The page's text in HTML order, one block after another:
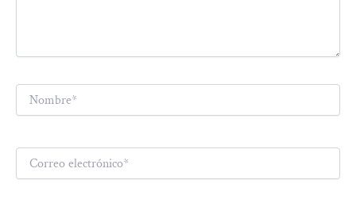
Nombre*
Correo
electrónico*